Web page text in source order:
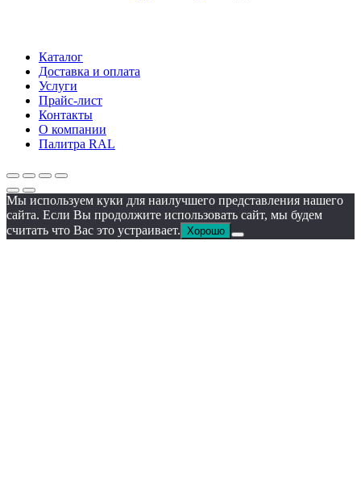
Каталог
Доставка и оплата
Услуги
Прайс-лист
Контакты
О компании
Палитра RAL
Мы используем куки для наилучшего представления нашего
сайта. Если Вы продолжите использовать сайт, мы будем
считать что Вас это устраивает. Хорошо